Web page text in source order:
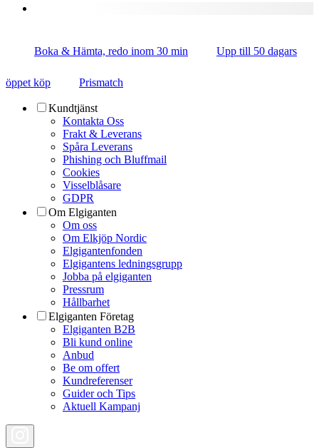
Boka & Hämta, redo inom 30 min Upp till 50 dagars
öppet köp Prismatch
Kundtjänst
Kontakta Oss
Frakt & Leverans
Spåra Leverans
Phishing och Bluffmail
Cookies
Visselblåsare
GDPR
Om Elgiganten
Om oss
Om Elkjöp Nordic
Elgigantenfonden
Elgigantens ledningsgrupp
Jobba på elgiganten
Pressrum
Hållbarhet
Elgiganten Företag
Elgiganten B2B
Bli kund online
Anbud
Be om offert
Kundreferenser
Guider och Tips
Aktuell Kampanj